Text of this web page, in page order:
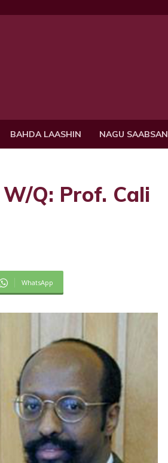
BAHDA LAASHIN NAGU SAABSAN
Q: Prof. Cali
WhatsApp